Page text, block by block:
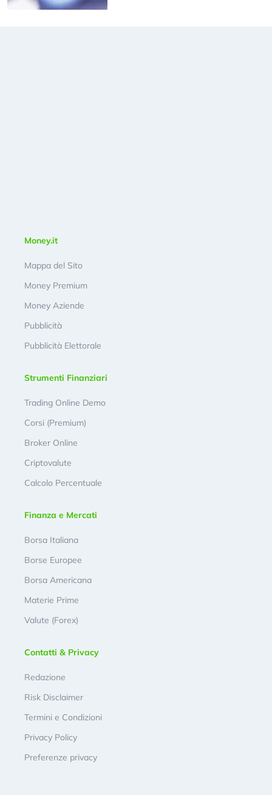
Money.it
Mappa del Sito
Money Premium
Money Aziende
Pubblicità
Pubblicità Elettorale
Strumenti Finanziari
Trading Online Demo
Corsi (Premium)
Broker Online
Criptovalute
Calcolo Percentuale
Finanza e Mercati
Borsa Italiana
Borse Europee
Borsa Americana
Materie Prime
Valute (Forex)
Contatti & Privacy
Redazione
Risk Disclaimer
Termini e Condizioni
Privacy Policy
Preferenze privacy